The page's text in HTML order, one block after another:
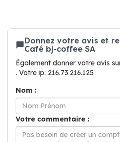
Donnez votre avis et
Café bj-coffee SA
Également donner votre avis
. Votre ip: 216.73.216.125
Nom :
Votre commentaire :